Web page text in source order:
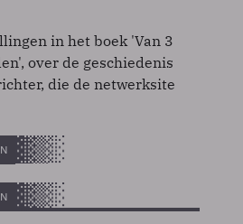
in het boek 'Van 3
over de geschiedenis
die de netwerksite